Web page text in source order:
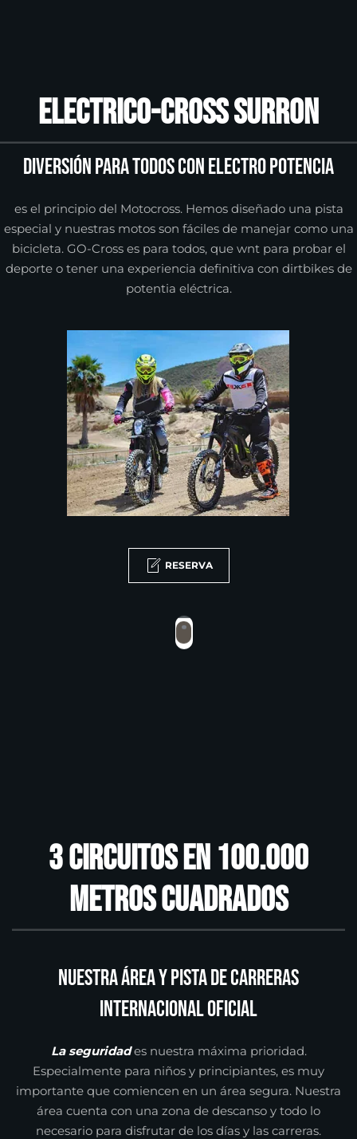
Electrico-CROSS SURRON
Diversión para todos con electro potencia
es el principio del Motocross. Hemos diseñado una pista
especial y nuestras motos son fáciles de manejar como una
bicicleta. GO-Cross es para todos, que wnt para probar el
deporte o tener una experiencia definitiva con dirtbikes de
potentia eléctrica.
RESERVA
3 Circuitos en 100.000
metros cuadrados
Nuestra área y pista de carreras
internacional oficial
La seguridades nuestra máxima prioridad.
Especialmente para niños y principiantes, es muy
importante que comiencen en un área segura. Nuestra
área cuenta con una zona de descanso y todo lo
necesario para disfrutar de los días y las carreras.